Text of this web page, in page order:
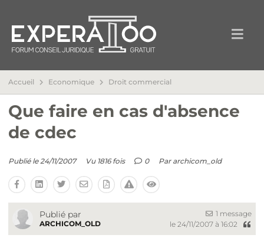
Accueil Economique Droit commercial
Que faire en cas d'absence
de cdec
Publié le 24/11/2007 Vu 1816 fois 0 Par archicom_old
Publié par
ARCHICOM_OLD
1 message
le 24/11/2007 à 16:02